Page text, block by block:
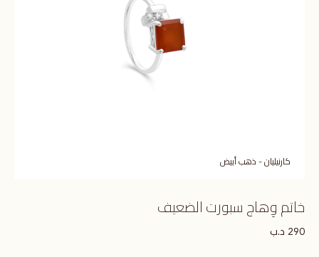
كارنيليان - ذهب أبيض
خاتم وِهاج سبورت الضعيف
290 د.ب